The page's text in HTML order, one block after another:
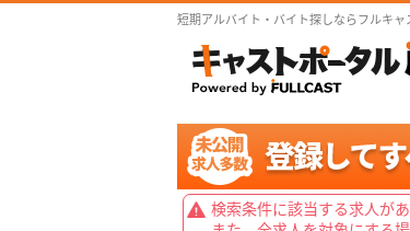
短期アルバイト・バイト探しならフルキ
検索条件に該当する求人が